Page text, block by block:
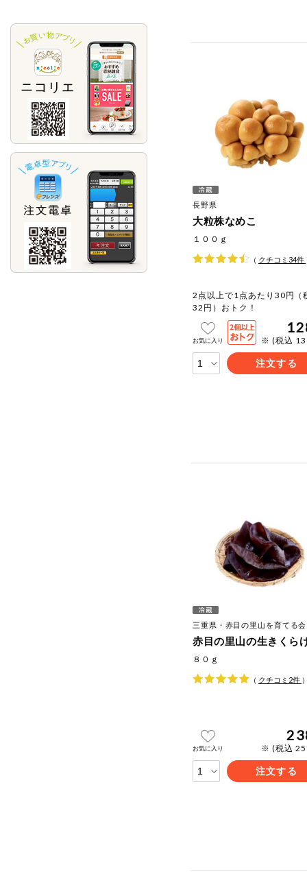
長野県
大粒株なめこ
１００ｇ
（ クチコミ 34件
2点以上で1点あたり30円（
32円）おトク！
お気に入り ※ (税込
注文する
三重県・赤目の里山を育てる会
赤目の里山の生きくら
８０ｇ
（ クチコミ 2件
お気に入り ※ (税込
注文する